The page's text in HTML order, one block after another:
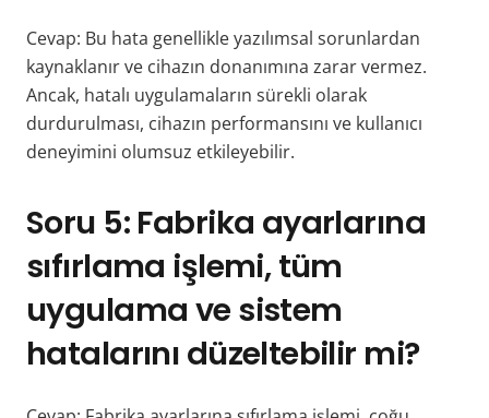
Cevap: Bu hata genellikle yazılımsal sorunlardan
kaynaklanır ve cihazın donanımına zarar vermez.
Ancak, hatalı uygulamaların sürekli olarak
durdurulması, cihazın performansını ve kullanıcı
deneyimini olumsuz etkileyebilir.
Soru 5: Fabrika ayarlarına
sıfırlama işlemi, tüm
uygulama ve sistem
hatalarını düzeltebilir mi?